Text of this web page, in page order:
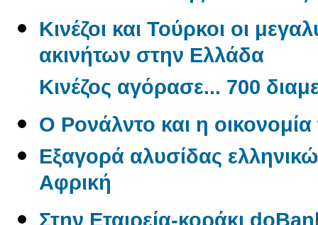
Κινέζοι και Τούρκοι οι
ακινήτων στην Ελλάδα
Κινέζος αγόρασε... 700
O Ρονάλντο και η
Εξαγορά αλυσίδας
Αφρική
Στην Εταιρεία-κοράκι